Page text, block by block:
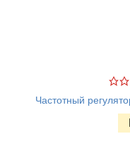
Частотный